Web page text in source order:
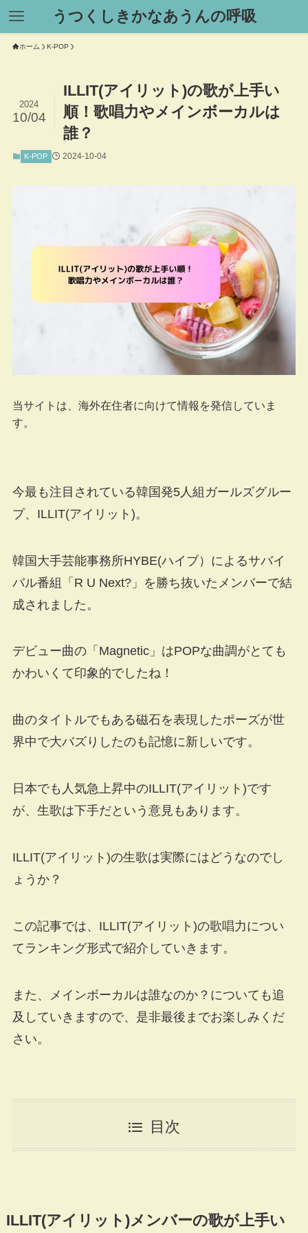
うつくしきかなあうんの呼吸
ホーム K-POP
ILLIT(アイリット)の歌が上手い
順！歌唱力やメインボーカルは
誰？
2024
10/04
K-POP 2024-10-04
当サイトは、海外在住者に向けて情報を発信していま
す。
今最も注目されている韓国発5人組ガールズグルー
プ、ILLIT(アイリット)。
韓国大手芸能事務所HYBE(ハイブ）によるサバイ
バル番組「R U Next?」を勝ち抜いたメンバーで結
成されました。
デビュー曲の「Magnetic」はPOPな曲調がとても
かわいくて印象的でしたね！
曲のタイトルでもある磁石を表現したポーズが世
界中で大バズりしたのも記憶に新しいです。
日本でも人気急上昇中のILLIT(アイリット)です
が、生歌は下手だという意見もあります。
ILLIT(アイリット)の生歌は実際にはどうなのでし
ょうか？
この記事では、ILLIT(アイリット)の歌唱力につい
てランキング形式で紹介していきます。
また、メインボーカルは誰なのか？についても追
及していきますので、是非最後までお楽しみくだ
さい。
目次
ILLIT(アイリット)メンバーの歌が上手い